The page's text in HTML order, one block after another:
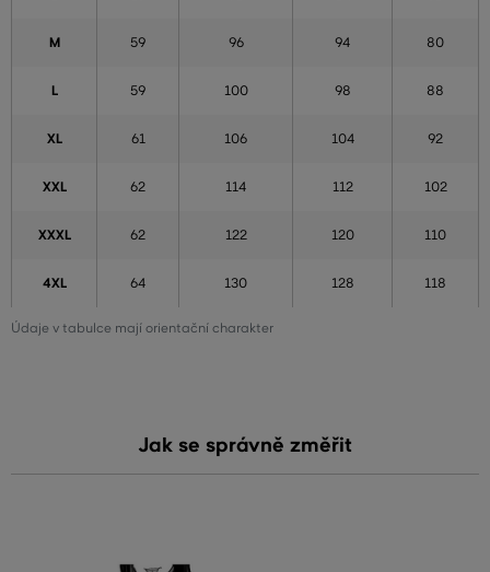
Údaje v tabulce mají orientační charakter
M 59 96 94 80
L 59 100 98 88
XL 61 106 104 92
XXL 62 114 112 102
XXXL 62 122 120 110
4XL 64 130 128 118
Jak se správně změřit